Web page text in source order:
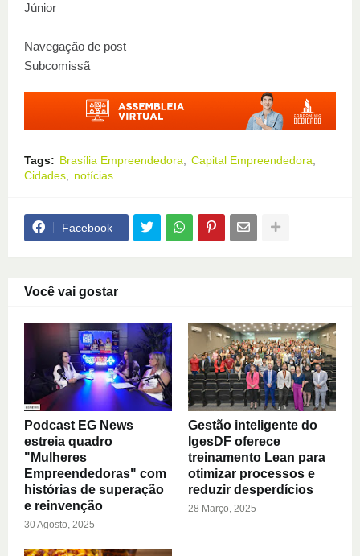
Júnior
Navegação de post
Subcomissã
Tags: Brasília Empreendedora
Capital Empreendedora
Cidades
notícias
Facebook
Você vai gostar
Podcast EG News
estreia quadro
"Mulheres
Empreendedoras" com
histórias de superação
e reinvenção
30 Agosto, 2025
Gestão inteligente do
IgesDF oferece
treinamento Lean para
otimizar processos e
reduzir desperdícios
28 Março, 2025